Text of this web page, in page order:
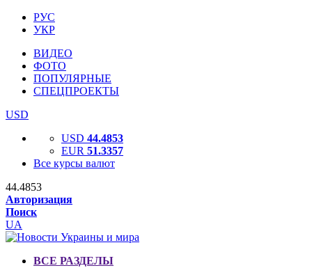
РУС
УКР
ВИДЕО
ФОТО
ПОПУЛЯРНЫЕ
СПЕЦПРОЕКТЫ
USD
USD 44.4853
EUR 51.3357
Все курсы валют
44.4853
Авторизация
Поиск
UA
ВСЕ РАЗДЕЛЫ